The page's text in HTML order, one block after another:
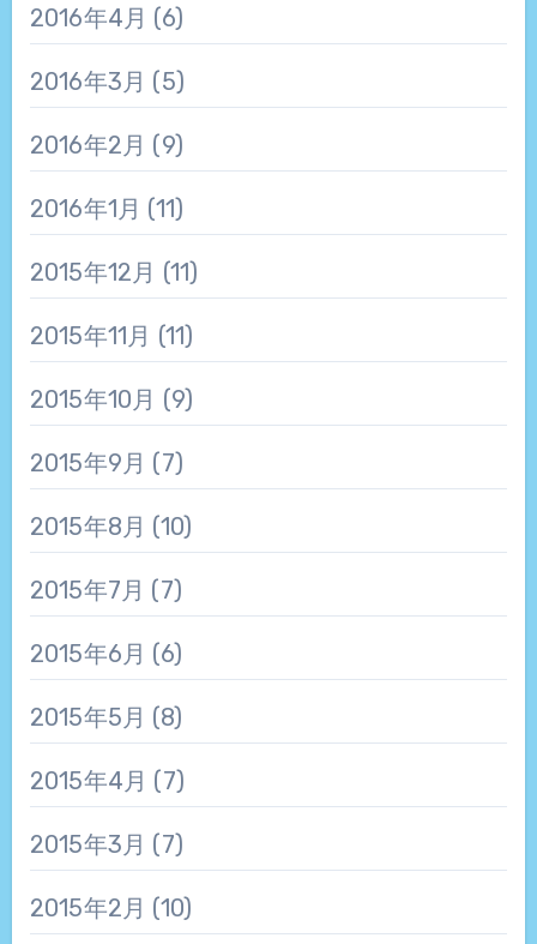
2016年4月 (6)
2016年3月 (5)
2016年2月 (9)
2016年1月 (11)
2015年12月 (11)
2015年11月 (11)
2015年10月 (9)
2015年9月 (7)
2015年8月 (10)
2015年7月 (7)
2015年6月 (6)
2015年5月 (8)
2015年4月 (7)
2015年3月 (7)
2015年2月 (10)